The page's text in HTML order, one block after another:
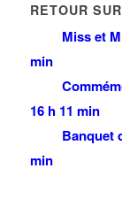
RETOUR
Miss et
min
16 h 11 min
Banquet
min